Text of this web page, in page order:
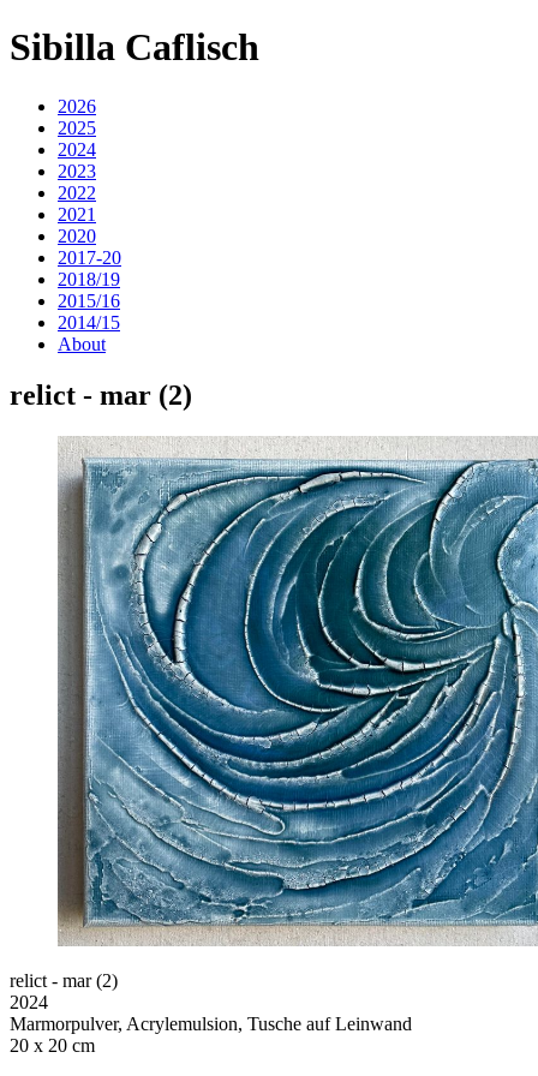
Sibilla Caflisch
2026
2025
2024
2023
2022
2021
2020
2017-20
2018/19
2015/16
2014/15
About
relict - mar (2)
relict - mar (2)
2024
Marmorpulver, Acrylemulsion, Tusche auf Leinwand
20 x 20 cm